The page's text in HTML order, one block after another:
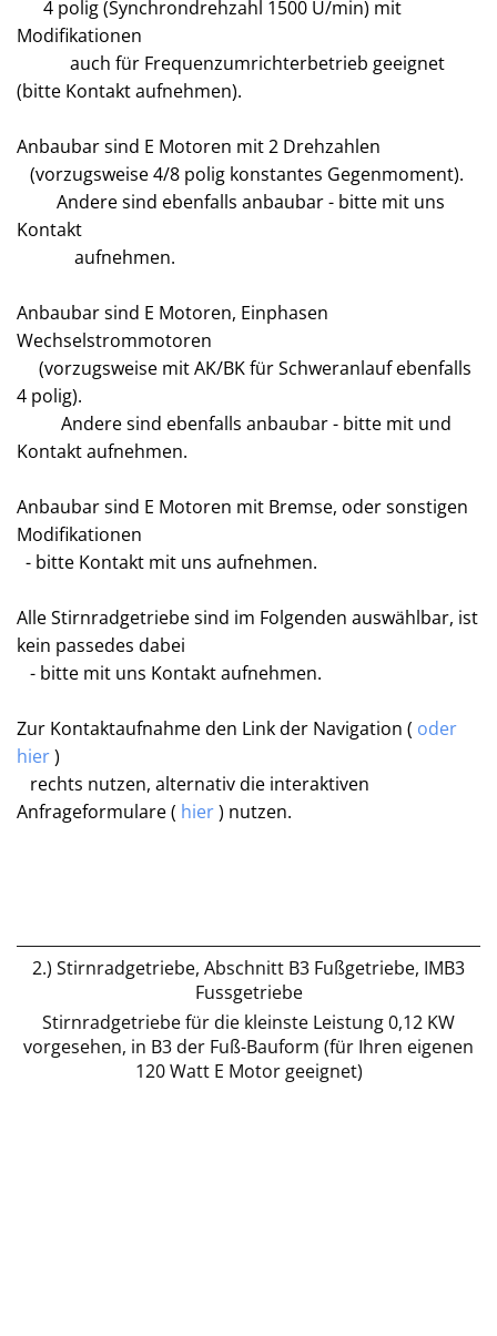
4 polig (Synchrondrehzahl 1500 U/min) mit
Modifikationen
auch für Frequenzumrichterbetrieb geeignet
(bitte Kontakt aufnehmen).
Anbaubar sind E Motoren mit 2 Drehzahlen
(vorzugsweise 4/8 polig konstantes Gegenmoment).
Andere sind ebenfalls anbaubar - bitte mit uns
Kontakt
aufnehmen.
Anbaubar sind E Motoren, Einphasen
Wechselstrommotoren
(vorzugsweise mit AK/BK für Schweranlauf ebenfalls
4 polig).
Andere sind ebenfalls anbaubar - bitte mit und
Kontakt aufnehmen.
Anbaubar sind E Motoren mit Bremse, oder sonstigen
Modifikationen
- bitte Kontakt mit uns aufnehmen.
Alle Stirnradgetriebe sind im Folgenden auswählbar, ist
kein passedes dabei
- bitte mit uns Kontakt aufnehmen.
Zur Kontaktaufnahme den Link der Navigation ( oder
hier)
rechts nutzen, alternativ die interaktiven
Anfrageformulare ( hier) nutzen.
2.) Stirnradgetriebe, Abschnitt B3 Fußgetriebe, IMB3
Fussgetriebe
Stirnradgetriebe für die kleinste Leistung 0,12 KW
vorgesehen, in B3 der Fuß-Bauform (für Ihren eigenen
120 Watt E Motor geeignet)